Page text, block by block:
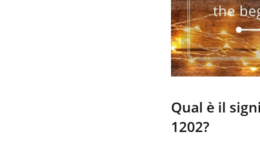
Qual è il
1202?